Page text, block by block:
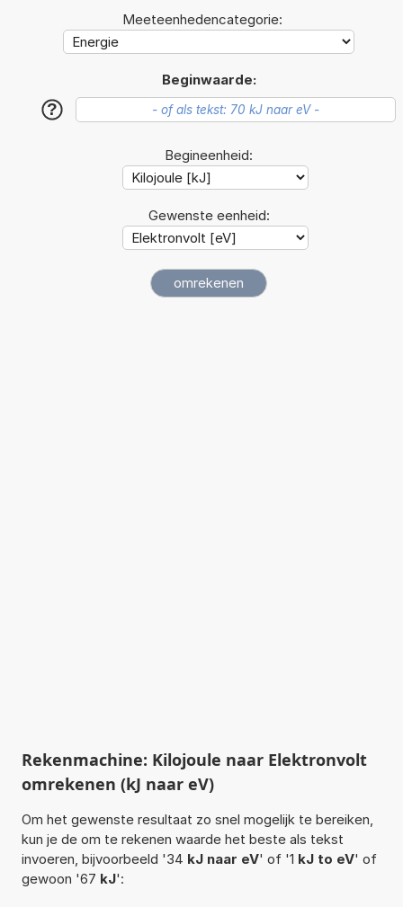
Meeteenhedencategorie:
Beginwaarde:
?
Begineenheid:
Gewenste eenheid:
Rekenmachine: Kilojoule naar Elektronvolt
omrekenen (kJ naar eV)
Om het gewenste resultaat zo snel mogelijk te bereiken,
kun je de om te rekenen waarde het beste als tekst
invoeren, bijvoorbeeld '34 kJ naar eV' of '1 kJ to eV' of
gewoon '67 kJ':